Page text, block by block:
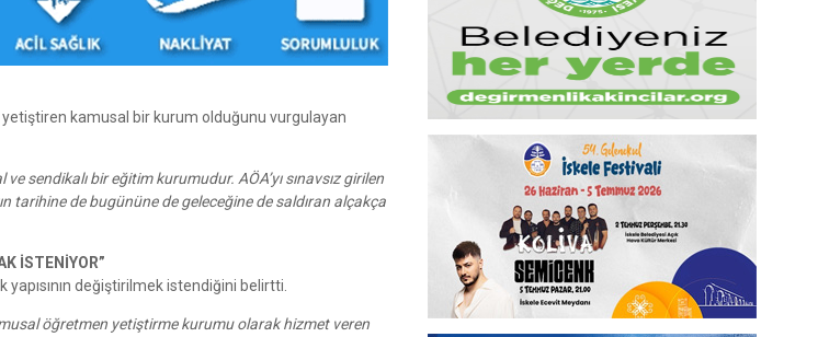
yetiştiren kamusal bir kurum olduğunu vurgulayan
sendikalı bir eğitim kurumudur. AÖA’yı sınavsız girilen
tarihine de bugününe de geleceğine de saldıran alçakça
İSTENİYOR”
yapısının değiştirilmek istendiğini belirtti.
öğretmen yetiştirme kurumu olarak hizmet veren